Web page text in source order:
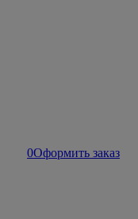
0Оформить заказ